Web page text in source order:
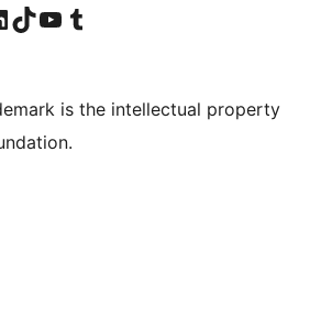
al Facebook
compte d'Instagram
el nostre compte de LinkedIn
Visiteu el nostre compte de TikTok
Visiteu el nostre canal al YouTube
Visiteu el nostre compte de Tumblr
is the intellectual property